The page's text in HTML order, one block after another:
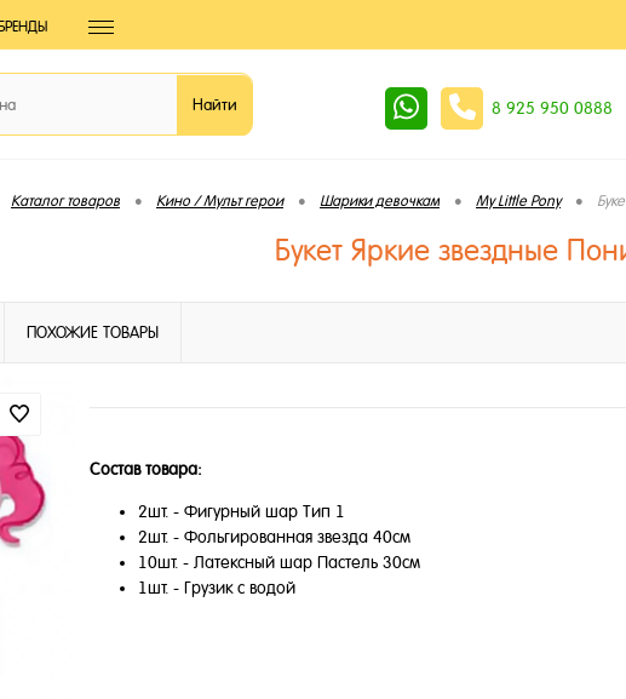
8 925 950 0888
Каталог товаров • Кино / Мульт герои • Шарики девочкам • My Little Pony •
Букет Яркие звездные
ПОХОЖИЕ ТОВАРЫ
Состав товара:
2шт. - Фигурный шар Тип 1
2шт. - Фольгированная звезда 40см
10шт. - Латексный шар Пастель 30см
1шт. - Грузик с водой